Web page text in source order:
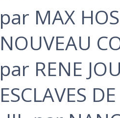
par MAX
NOUVEAU
par RENE
ESCLAVES